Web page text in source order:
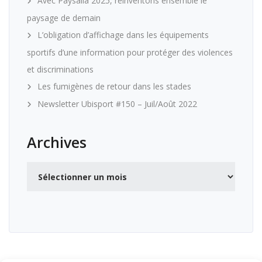
paysage de demain
L’obligation d’affichage dans les équipements
sportifs d’une information pour protéger des violences
et discriminations
Les fumigènes de retour dans les stades
Newsletter Ubisport #150 – Juil/Août 2022
Archives